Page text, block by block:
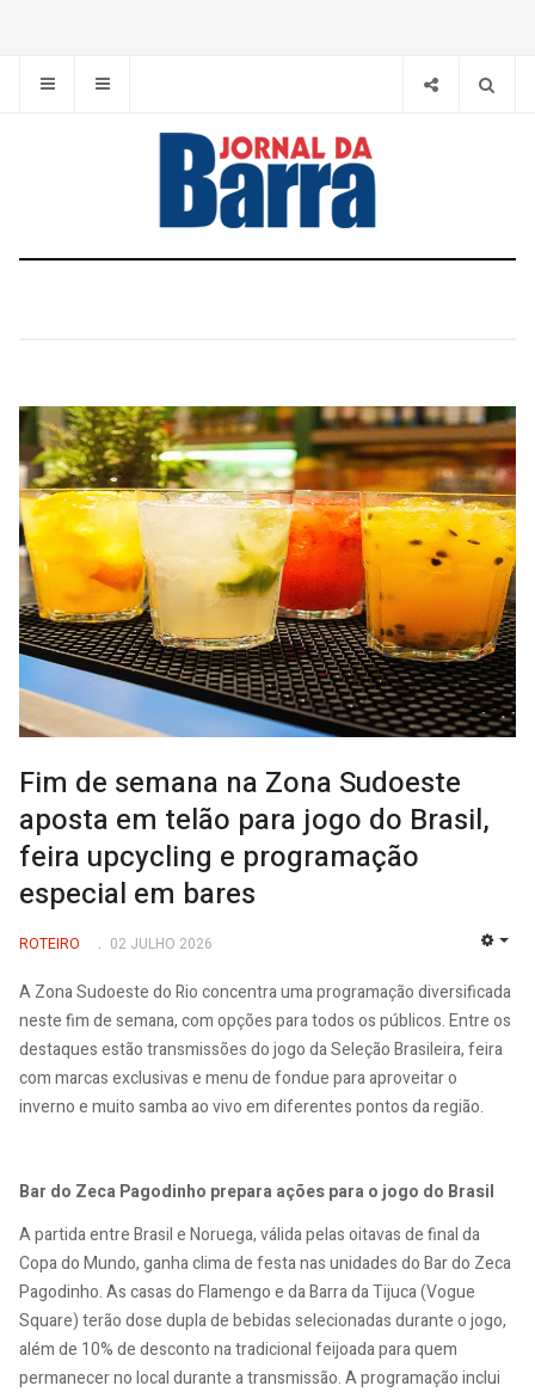
Fim de semana na Zona Sudoeste
aposta em telão para jogo do Brasil,
feira upcycling e programação
especial em bares
ROTEIRO 02 JULHO 2026
A Zona Sudoeste do Rio concentra uma programação diversificada
neste fim de semana, com opções para todos os públicos. Entre os
destaques estão transmissões do jogo da Seleção Brasileira, feira
com marcas exclusivas e menu de fondue para aproveitar o
inverno e muito samba ao vivo em diferentes pontos da região.
Bar do Zeca Pagodinho prepara ações para o jogo do Brasil
A partida entre Brasil e Noruega, válida pelas oitavas de final da
Copa do Mundo, ganha clima de festa nas unidades do Bar do Zeca
Pagodinho. As casas do Flamengo e da Barra da Tijuca (Vogue
Square) terão dose dupla de bebidas selecionadas durante o jogo,
além de 10% de desconto na tradicional feijoada para quem
permanecer no local durante a transmissão. A programação inclui